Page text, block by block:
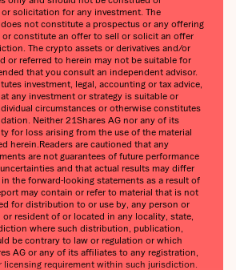
solicitation for any investment. The
not constitute a prospectus or any offering
constitute an offer to sell or solicit an offer
The crypto assets or derivatives and/or
or referred to herein may not be suitable for
that you consult an independent advisor.
investment, legal, accounting or tax advice,
any investment or strategy is suitable or
circumstances or otherwise constitutes
Neither 21Shares AG nor any of its
for loss arising from the use of the material
herein.‍Readers are cautioned that any
are not guarantees of future performance
and that actual results may differ
the forward-looking statements as a result of
may contain or refer to material that is not
for distribution to or use by, any person or
resident of or located in any locality, state,
where such distribution, publication,
be contrary to law or regulation or which
AG or any of its affiliates to any registration,
requirement within such jurisdiction.